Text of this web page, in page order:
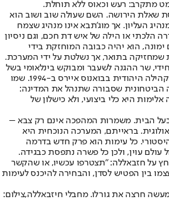
מתקרב: רעש וכאוס ללא תוחלת.
שאלת הירושה. השם שעולה שוב ושוב הוא
העליון. אך מוג'תבא אינו מנהיג שצמח
הלכתי או הילה של איש דת חכם, וגם ניסיון
ימונה, הוא יהיה כבובה המוחזקת בידי
בתואר, אך נשלטת על ידי המערכת.
שר ההגנה לשעבר ומבוקש בינלאומי בשל
מעורבותו בפיגוע במרכז הקהילה היהודית בבואנוס איירס ב-1994. שמו
הביטחונית שסבורה שתנהל את המדינה:
היא כלי ביצועי, ולא כישלון של
בעל הבית. משמרות המהפכה אינם רק צבא –
בראייתם, המערכה הנוכחית היא
כל עימות הוא פרק חדש בדרמה
עולם עוין, ולכן כל פשרה נתפסת כבגידה.
על חזבאללה: "תצטרפו עכשיו, או שהקשר
בין הפטיש לסדן, והבחירה להיכנס לעימות
חרצה את גורלו. מחבלי חיזבאללה,צילום: